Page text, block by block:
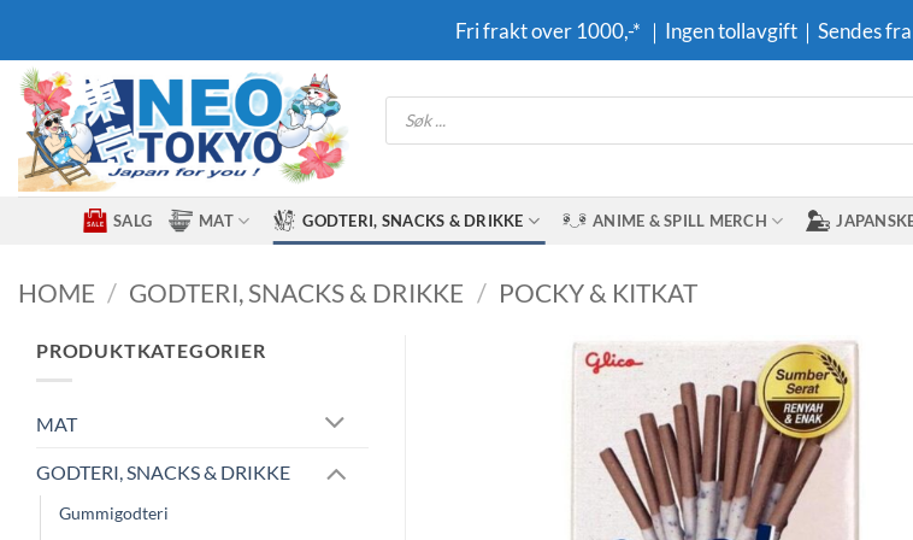
content
Fri frakt over 1000,-* ｜Ingen tollavgift｜Sendes
Products
search
SALG MAT GODTERI, SNACKS & DRIKKE ANIME & SPILL MERCH
HOME / GODTERI, SNACKS & DRIKKE / POCKY & KITKAT
PRODUKTKATEGORIER
MAT
GODTERI, SNACKS & DRIKKE
Gummigodteri